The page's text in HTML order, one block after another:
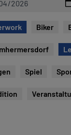
Biker
Spiel